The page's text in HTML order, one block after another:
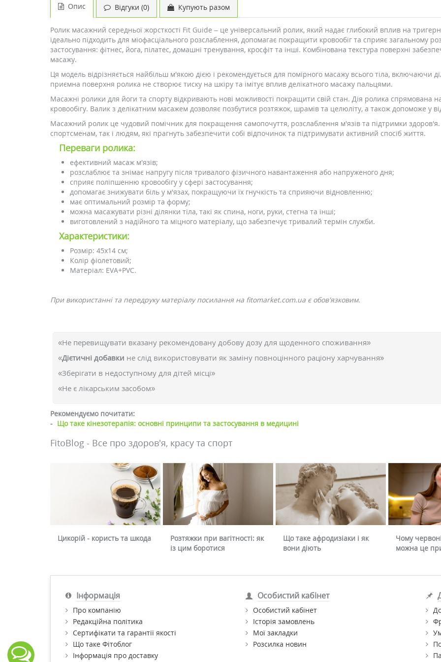
Опис Відгуки (0) Купують разом
Ролик масажний середньої жорсткості Fit Guide – це універсальний ролик, який надає глибокий вплив на
ідеально підходить для міофасціального розслаблення, допомагає покращити кровообіг та сприяє загальному
застосування: фітнес, йога, пілатес, домашні тренування, кросфіт та інші. Комбінована текстура поверхні
масажу.
Ця модель відрізняється найбільш м'якою дією і рекомендується для помірного масажу всього тіла, включаючи
приємна поверхня ролика не створює тиску на шкіру та імітує вплив делікатного масажу пальцями.
Масажні ролики для йоги та спорту відкривають нові можливості покращити свій стан. Дія ролика спрямована
кровообігу. Валик з делікатним масажем дозволяє позбутися розтяжок, шрамів та целюліту, а також допоможе у
Масажний ролик це чудовий помічник для покращення самопочуття, розслаблення м'язів та підтримки здоров'я.
спортсменам, так і людям, які прагнуть забезпечити собі відпочинок та підтримувати активний спосіб життя.
Переваги ролика:
ефективний масаж м'язів;
розслаблює та знімає напругу після тривалого фізичного навантаження або напруженого дня;
сприяє поліпшенню кровообігу у сфері застосування;
допомагає знижувати біль у м'язах, покращуючи їх гнучкість та сприяючи відновленню;
має оптимальний розмір та форму;
можна масажувати різні ділянки тіла, такі як спина, ноги, руки, стегна та інші;
виготовлений з надійного та міцного матеріалу, що забезпечує тривалий термін служби.
Характеристики:
Розмір: 45x14 см;
Колір фіолетовий;
Матеріал: EVA+PVC.
При використанні та передруку матеріалу посилання на fitomarket.com.ua є обов'язковим.
«Не перевищувати вказану рекомендовану добову дозу для щоденного споживання»
«Дієтичні добавки не слід використовувати як заміну повноцінного раціону харчування»
«Зберігати в недоступному для дітей місці»
«Не є лікарським засобом»
Рекомендуємо почитати:
- Що таке кінезотерапія: основні принципи та застосування в медицині
FitoBlog - Все про здоров'я, красу та спорт
Цикорій - користь та шкода
Розтяжки при вагітності: як
із цим боротися
Що таке афродизіаки і як
вони діють
Чому
можна це
Інформація
Про компанію
Редакційна політика
Сертифікати та гарантії якості
Що таке Фітоблог
Інформація про доставку
Особистий кабінет
Особистий кабінет
Історія замовлень
Мої закладки
Розсилка новин